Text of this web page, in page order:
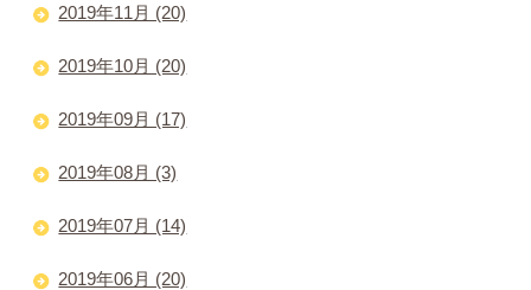
2019年11月 (20)
2019年10月 (20)
2019年09月 (17)
2019年08月 (3)
2019年07月 (14)
2019年06月 (20)